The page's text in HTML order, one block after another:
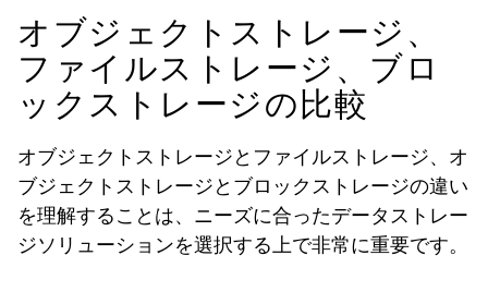
オブジェクトストレージ、
ファイルストレージ、ブロ
ックストレージの比較
オブジェクトストレージとファイルストレージ、オ
ブジェクトストレージとブロックストレージの違い
を理解することは、ニーズに合ったデータストレー
ジソリューションを選択する上で非常に重要です。